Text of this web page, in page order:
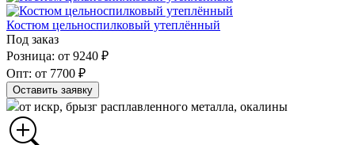
Костюм цельноспилковый утеплённый
Под заказ
Розница: от 9240 ₽
Опт: от 7700 ₽
Оставить заявку
от искр, брызг расплавленного металла, окалины